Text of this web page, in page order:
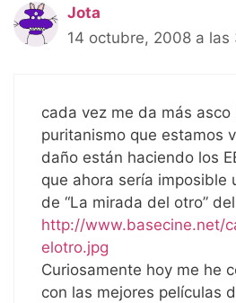
Jota
14 octubre, 2008 a las
cada vez me da más asco
puritanismo que estamos
daño están haciendo los
que ahora sería imposible
de “La mirada del otro”
http://www.basecine.net/
elotro.jpg
Curiosamente hoy me he
con las mejores películas